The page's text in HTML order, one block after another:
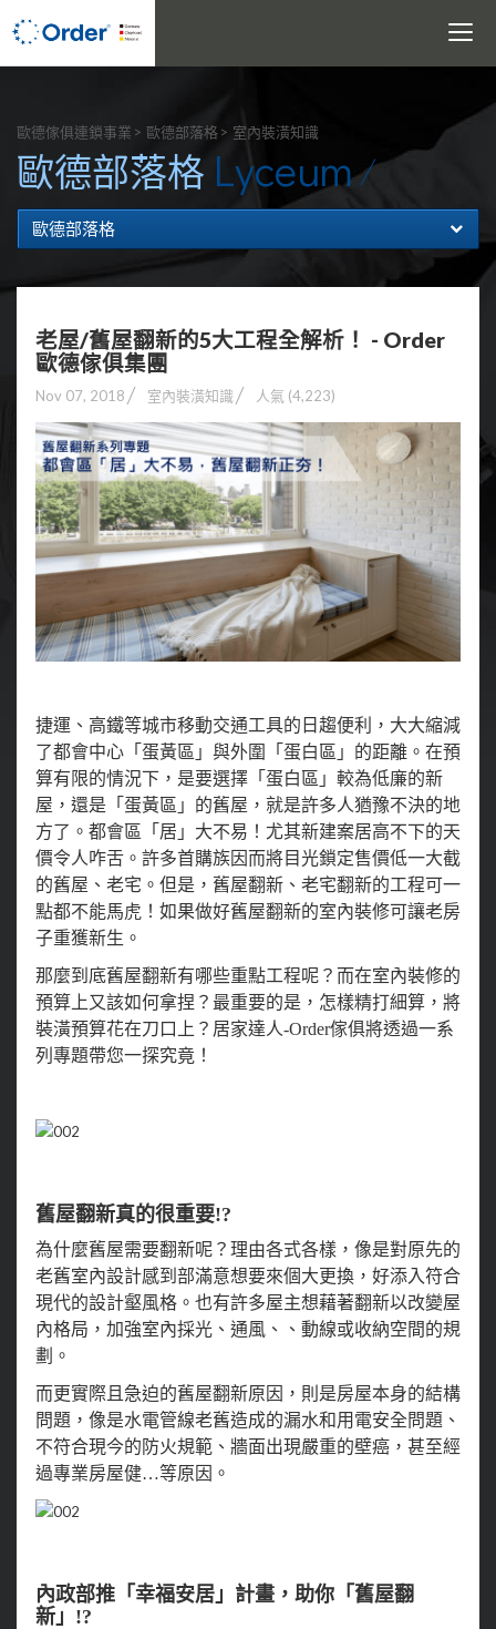
Toggle
歐德傢俱連鎖事業 歐德部落格 室內裝潢知識
歐德部落格 Lyceum
歐德部落格
老屋/舊屋翻新的5大工程全解析！ - Order
歐德傢俱集團
Nov 07, 2018 室內裝潢知識 人氣 (4,223)
捷運、高鐵等城市移動交通工具的日趨便利，大大縮減
了都會中心「蛋黃區」與外圍「蛋白區」的距離。在預
算有限的情況下，是要選擇「蛋白區」較為低廉的新
屋，還是「蛋黃區」的舊屋，就是許多人猶豫不決的地
方了。都會區「居」大不易！尤其新建案居高不下的天
價令人咋舌。許多首購族因而將目光鎖定售價低一大截
的舊屋、老宅。但是，舊屋翻新、老宅翻新的工程可一
點都不能馬虎！如果做好舊屋翻新的室內裝修可讓老房
子重獲新生。
那麼到底舊屋翻新有哪些重點工程呢？而在室內裝修的
預算上又該如何拿捏？最重要的是，怎樣精打細算，將
裝潢預算花在刀口上？居家達人-Order傢俱將透過一系
列專題帶您一探究竟！
舊屋翻新真的很重要!?
為什麼舊屋需要翻新呢？理由各式各樣，像是對原先的
老舊室內設計感到部滿意想要來個大更換，好添入符合
現代的設計壑風格。也有許多屋主想藉著翻新以改變屋
內格局，加強室內採光、通風、、動線或收納空間的規
劃。
而更實際且急迫的舊屋翻新原因，則是房屋本身的結構
問題，像是水電管線老舊造成的漏水和用電安全問題、
不符合現今的防火規範、牆面出現嚴重的壁癌，甚至經
過專業房屋健…等原因。
內政部推「幸福安居」計畫，助你「舊屋翻
新」!?